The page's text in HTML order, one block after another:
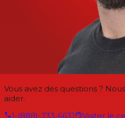
Vous avez des questions ?
aider.
1-(888)-733-6631
Visiter le